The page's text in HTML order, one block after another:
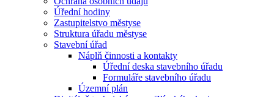
Úřední hodiny
Zastupitelstvo městyse
Struktura úřadu městyse
Stavební úřad
Náplň činnosti a kontakty
Úřední deska stavebního úřadu
Formuláře stavebního úřadu
Územní plán